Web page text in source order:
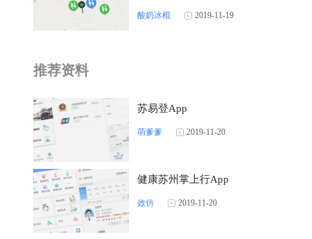
酸奶冰棍 2019-11-19
推荐资料
苏易登App
萌爹爹 2019-11-20
健康苏州掌上行App
效仿 2019-11-20